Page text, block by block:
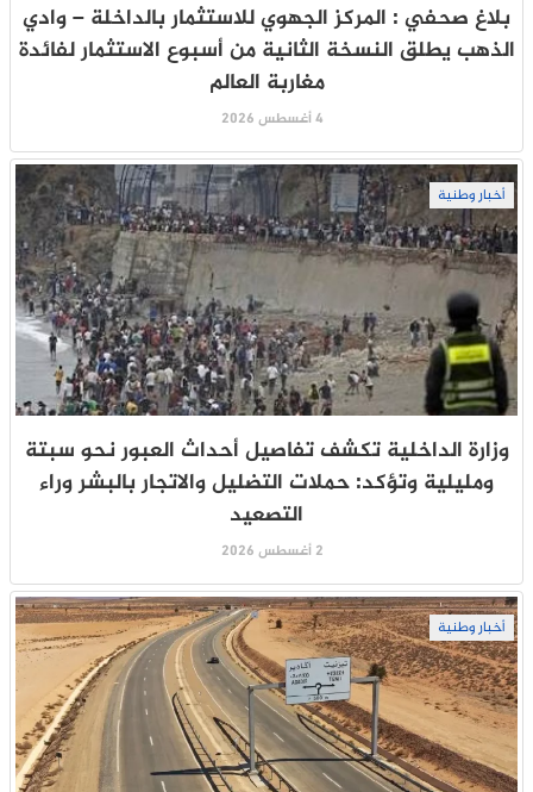
بلاغ صحفي : المركز الجهوي للاستثمار بالداخلة – وادي
الذهب يطلق النسخة الثانية من أسبوع الاستثمار لفائدة
مغاربة العالم
4 أغسطس 2026
أخبار وطنية
وزارة الداخلية تكشف تفاصيل أحداث العبور نحو سبتة
ومليلية وتؤكد: حملات التضليل والاتجار بالبشر وراء
التصعيد
2 أغسطس 2026
أخبار وطنية